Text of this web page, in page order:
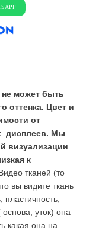
не может быть
оттенка. Цвет и
от
дисплеев. Мы
визуализации
к
тканей (то
вы видите ткань
основа, уток) она
какая она на